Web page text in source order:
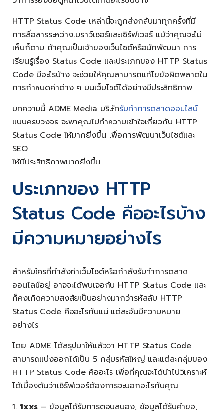
HTTP Status Code เหล่านี้จะถูกส่งกลับมาทุกครั้งที่มี
การสื่อสารระหว่างเบราว์เซอร์และเซิร์ฟเวอร์ แม้ว่าคุณจะไม่
เห็นก็ตาม ถ้าคุณเป็นเจ้าของเว็บไซต์หรือนักพัฒนา การ
เรียนรู้เรื่อง Status Code และประเภทของ HTTP Status
Code มีอะไรบ้าง จะช่วยให้คุณสามารถแก้ไขข้อผิดพลาดใน
การกำหนดค่าต่าง ๆ บนเว็บไซต์ได้อย่างมีประสิทธิภาพ
บทความนี้ ADME Media บริษัทรับทำการตลาดออนไลน์
แบบครบวงจร จะพาคุณไปทำความเข้าใจเกี่ยวกับ HTTP
Status Code ให้มากยิ่งขึ้น เพื่อการพัฒนาเว็บไซต์และ
SEO
ให้มีประสิทธิภาพมากยิ่งขึ้น
ประเภทของ HTTP
Status Code คืออะไรบ้าง
มีความหมายอย่างไร
สำหรับใครที่กำลังทำเว็บไซต์หรือกำลังรับทำการตลาด
ออนไลน์อยู่ อาจจะได้พบเจอกับ HTTP Status Code และ
ก็คงเกิดความสงสัยเป็นอย่างมากว่ารหัสลับ HTTP
Status Code คืออะไรกันแน่ แต่ละอันมีความหมาย
อย่างไร
โดย ADME ได้สรุปมาให้แล้วว่า HTTP Status Code
สามารถแบ่งออกได้เป็น 5 กลุ่มรหัสใหญ่ และแต่ละกลุ่มของ
HTTP Status Code คืออะไร เพื่อที่คุณจะได้นำไปวิเคราะห์
ได้เบื้องต้นว่าเซิร์ฟเวอร์ต้องการจะบอกอะไรกับคุณ
1. 1xxs – ข้อมูลได้รับการตอบสนอง, ข้อมูลได้รับคำขอ,